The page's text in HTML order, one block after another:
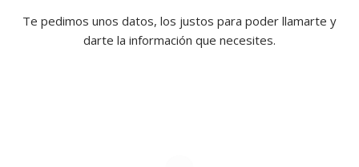
Te pedimos unos datos, los justos para poder llamarte y
darte la información que necesites.